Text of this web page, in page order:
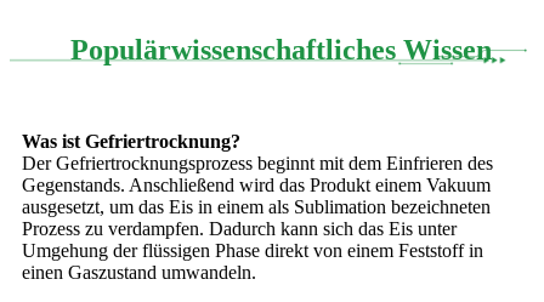
Populärwissenschaftliches Wissen
Was ist Gefriertrocknung?
Der Gefriertrocknungsprozess beginnt mit dem Einfrieren des
Gegenstands. Anschließend wird das Produkt einem Vakuum
ausgesetzt, um das Eis in einem als Sublimation bezeichneten
Prozess zu verdampfen. Dadurch kann sich das Eis unter
Umgehung der flüssigen Phase direkt von einem Feststoff in
einen Gaszustand umwandeln.